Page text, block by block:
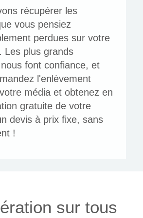
récupérer les
vous pensiez
perdues sur votre
Les plus grands
font confiance, et
l'enlèvement
média et obtenez en
gratuite de votre
devis à prix fixe, sans
!
sur tous